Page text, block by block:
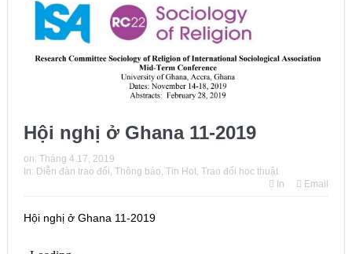
dân tộc
Issue 244, October 2025. News from ISA
Thời sự Hà Nội 15h ngày 8/7/2025: Thủ tướng đề xuất giải
Hội nghị ở Ghana 11-2019
on: Tháng 4 17, 2019
In: Diễn đàn trao đổi, Thông báo, Tin Hot, Trao đổi học thuật
In
Email
Hội nghị ở Ghana 11-2019